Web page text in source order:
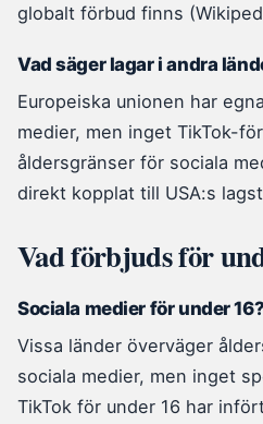
globalt förbud finns
Vad säger lagar i andra
Europeiska unionen har
medier, men inget TikTok-
åldersgränser för sociala
direkt kopplat till USA:s
Vad förbjuds för
Sociala medier för under 16?
Vissa länder överväger
sociala medier, men inget
TikTok för under 16 har